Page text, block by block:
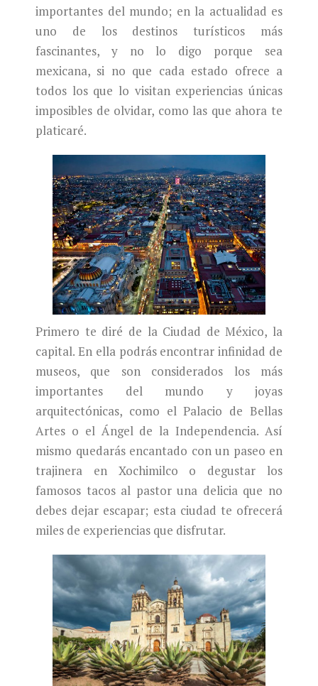
importantes del mundo; en la actualidad es
uno de los destinos turísticos más
fascinantes, y no lo digo porque sea
mexicana, si no que cada estado ofrece a
todos los que lo visitan experiencias únicas
imposibles de olvidar, como las que ahora te
platicaré.
Primero te diré de la Ciudad de México, la
capital. En ella podrás encontrar infinidad de
museos, que son considerados los más
importantes del mundo y joyas
arquitectónicas, como el Palacio de Bellas
Artes o el Ángel de la Independencia. Así
mismo quedarás encantado con un paseo en
trajinera en Xochimilco o degustar los
famosos tacos al pastor una delicia que no
debes dejar escapar; esta ciudad te ofrecerá
miles de experiencias que disfrutar.